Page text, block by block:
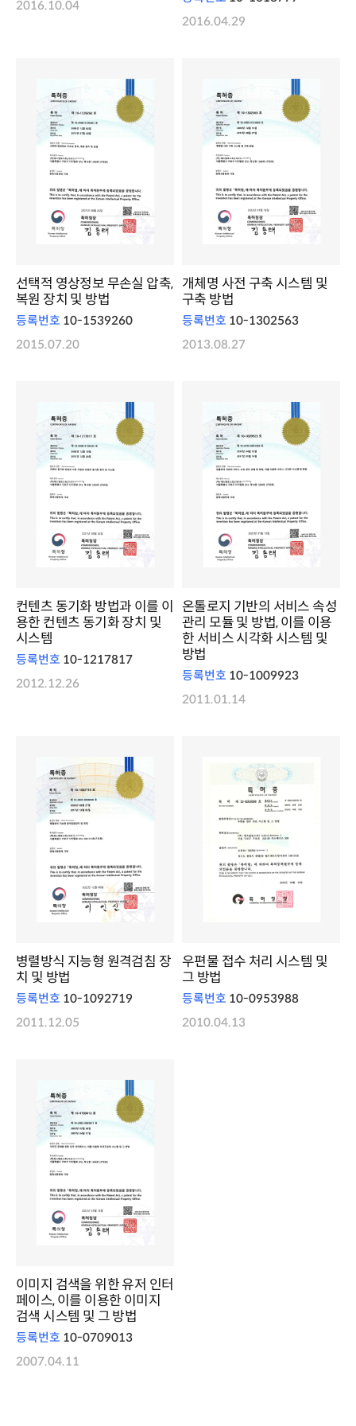
2016.10.04
2016.04.29
선택적 영상정보 무손실 압축,
복원 장치 및 방법
등록번호 10-1539260
2015.07.20
개체명 사전 구축 시스템 및
구축 방법
등록번호 10-1302563
2013.08.27
컨텐츠 동기화 방법과 이를 이
용한 컨텐츠 동기화 장치 및
시스템
등록번호 10-1217817
2012.12.26
온톨로지 기반의 서비스 속성
관리 모듈 및 방법, 이를 이용
한 서비스 시각화 시스템 및
방법
등록번호 10-1009923
2011.01.14
병렬방식 지능형 원격검침 장
치 및 방법
등록번호 10-1092719
2011.12.05
우편물 접수 처리 시스템 및
그 방법
등록번호 10-0953988
2010.04.13
이미지 검색을 위한 유저 인터
페이스, 이를 이용한 이미지
검색 시스템 및 그 방법
등록번호 10-0709013
2007.04.11